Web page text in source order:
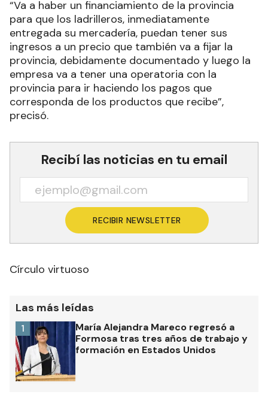
“Va a haber un financiamiento de la provincia
para que los ladrilleros, inmediatamente
entregada su mercadería, puedan tener sus
ingresos a un precio que también va a fijar la
provincia, debidamente documentado y luego la
empresa va a tener una operatoria con la
provincia para ir haciendo los pagos que
corresponda de los productos que recibe”,
precisó.
Recibí las noticias en tu email
RECIBIR NEWSLETTER
Círculo virtuoso
Las más leídas
María Alejandra Mareco regresó a
Formosa tras tres años de trabajo y
formación en Estados Unidos
1